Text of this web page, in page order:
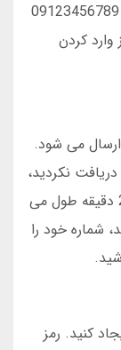
کشور +98 را حذف کنید. مثلاً اگر شماره شما 09123456789
پس از وارد کردن
شما ارسال می شود.
دریافت نکردید،
روی گزینه ارسال مجدد کلیک کنید. حداکثر 2 دقیقه طول می
کد نرسید، شماره خود را
کنید. رمز